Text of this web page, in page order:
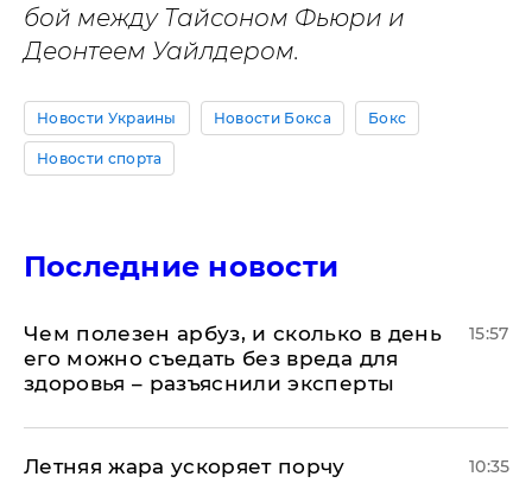
бой между Тайсоном Фьюри и
Деонтеем Уайлдером.
Новости Украины Новости Бокса Бокс
Новости спорта
Последние новости
Чем полезен арбуз, и сколько в день
его можно съедать без вреда для
здоровья – разъяснили эксперты
15:57
Летняя жара ускоряет порчу
10:35